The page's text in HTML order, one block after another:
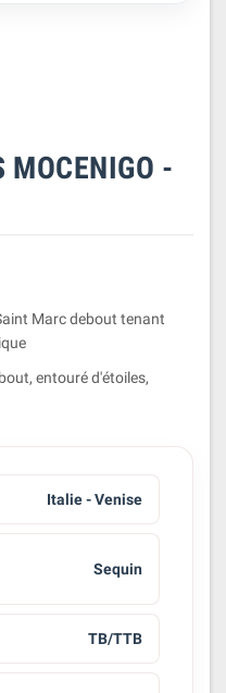
MOCENIGO -
Marc debout tenant
entouré d'étoiles,
Italie - Venise
Sequin
TB/TTB